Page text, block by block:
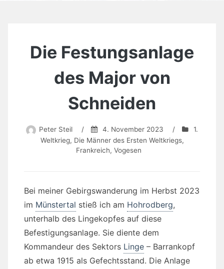
Die Festungsanlage
des Major von
Schneiden
Peter Steil / 4. November 2023 /
1.
Weltkrieg, Die Männer des Ersten Weltkriegs,
Frankreich, Vogesen
Bei meiner Gebirgswanderung im Herbst 2023
im Münstertal stieß ich am Hohrodberg,
unterhalb des Lingekopfes auf diese
Befestigungsanlage. Sie diente dem
Kommandeur des Sektors Linge – Barrankopf
ab etwa 1915 als Gefechtsstand. Die Anlage